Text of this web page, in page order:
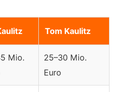
Tom Kaulitz
Mio.
25–30 Mio.
Euro